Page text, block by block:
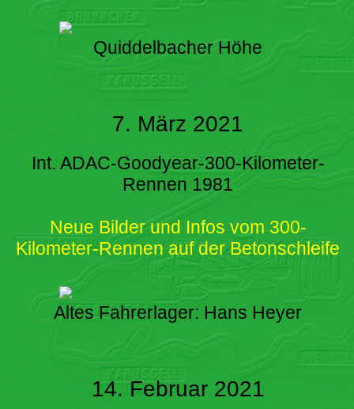
Quiddelbacher Höhe
7. März 2021
Int. ADAC-Goodyear-300-Kilometer-
Rennen 1981
Neue Bilder und Infos vom 300-
Kilometer-Rennen auf der Betonschleife
Altes Fahrerlager: Hans Heyer
14. Februar 2021